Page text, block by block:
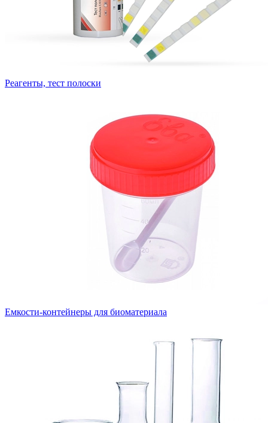
Реагенты, тест полоски
Емкости-контейнеры для биоматериала